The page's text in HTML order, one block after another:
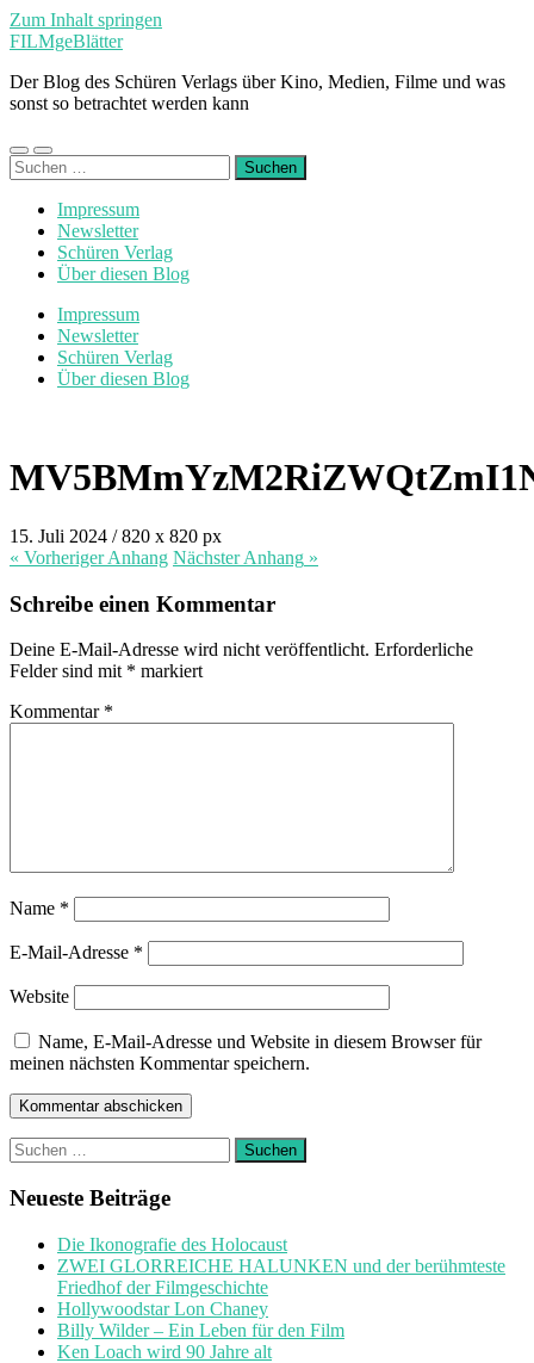
Zum Inhalt springen
FILMgeBlätter
Der Blog des Schüren Verlags über Kino, Medien, Filme und was
sonst so betrachtet werden kann
Mobile-
Menü
Suchfeld
ein-/ausblenden
Suchen
nach:
Impressum
Newsletter
Schüren Verlag
Über diesen Blog
Impressum
Newsletter
Schüren Verlag
Über diesen Blog
15. Juli 2024 /820 x 820 px
« VorherigerAnhang NächsterAnhang »
Schreibe einen Kommentar
Deine E-Mail-Adresse wird nicht veröffentlicht. Erforderliche
Felder sind mit * markiert
Kommentar *
Name *
E-Mail-Adresse *
Website
Name, E-Mail-Adresse und Website in diesem Browser für
meinen nächsten Kommentar speichern.
Suchen
nach:
Neueste Beiträge
Die Ikonografie des Holocaust
ZWEI GLORREICHE HALUNKEN und der berühmteste
Friedhof der Filmgeschichte
Hollywoodstar Lon Chaney
Billy Wilder – Ein Leben für den Film
Ken Loach wird 90 Jahre alt